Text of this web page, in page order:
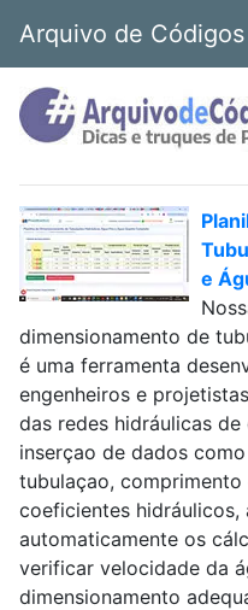
Arquivo de Códigos
e
dimensionamento de
é uma ferramenta
engenheiros e
das redes hidráulicas
inserçao de dados
tubulaçao,
coeficientes hidráulicos,
automaticamente os
verificar velocidade da
dimensionamento